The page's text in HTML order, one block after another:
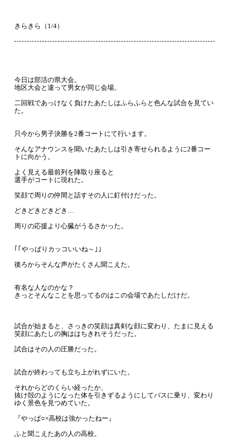
きらきら（1/4）
今日は部活の県大会。
地区大会と違って男女が同じ会場。
二回戦であっけなく負けたあたしはふらふらと色んな試合を見てい
た。
只今から男子決勝を2番コートにて行います。
そんなアナウンスを聞いたあたしは引き寄せられるように2番コー
トに向かう。
よく見える最前列を陣取り座ると
選手がコートに現れた。
笑顔で周りの仲間と話すその人に釘付けだった。
どきどきどきどき…
周りの応援より心臓がうるさかった。
｢｢やっぱりカッコいいね～｣｣
後ろからそんな声がたくさん聞こえた。
有名な人なのかな？
きっとそんなことを思ってるのはこの会場であたしだけだ。
試合が始まると、さっきの笑顔は真剣な顔に変わり、たまに見える
笑顔にあたしの胸ははちきれそうだった。
試合はその人の圧勝だった。
試合が終わっても立ち上がれずにいた。
それからどのくらい経ったか、
抜け殻のようになった体を引きずるようにしてバスに乗り、変わり
ゆく景色を見つめていた。
『やっぱ○×高校は強かったねー』
ふと聞こえたあの人の高校。